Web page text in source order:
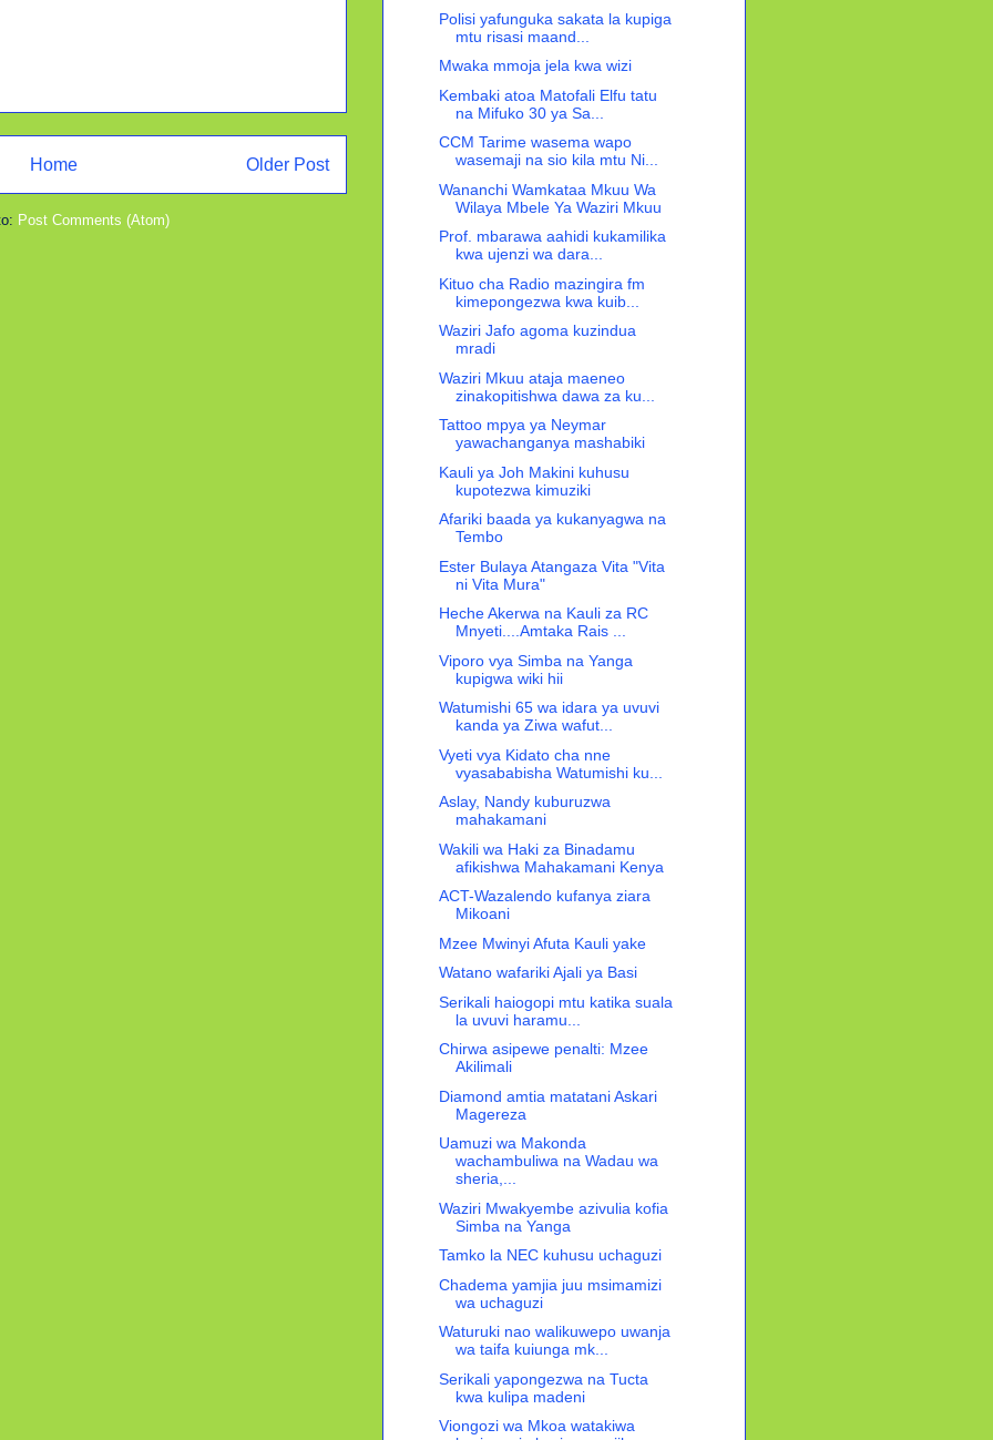
Older Post
Home
Post Comments (Atom)
Polisi yafunguka sakata la kupiga
mtu risasi maand...
Mwaka mmoja jela kwa wizi
Kembaki atoa Matofali Elfu tatu
na Mifuko 30 ya Sa...
CCM Tarime wasema wapo
wasemaji na sio kila mtu Ni...
Wananchi Wamkataa Mkuu Wa
Wilaya Mbele Ya Waziri Mkuu
Prof. mbarawa aahidi kukamilika
kwa ujenzi wa dara...
Kituo cha Radio mazingira fm
kimepongezwa kwa kuib...
Waziri Jafo agoma kuzindua
mradi
Waziri Mkuu ataja maeneo
zinakopitishwa dawa za ku...
Tattoo mpya ya Neymar
yawachanganya mashabiki
Kauli ya Joh Makini kuhusu
kupotezwa kimuziki
Afariki baada ya kukanyagwa na
Tembo
Ester Bulaya Atangaza Vita "Vita
ni Vita Mura"
Heche Akerwa na Kauli za RC
Mnyeti....Amtaka Rais ...
Viporo vya Simba na Yanga
kupigwa wiki hii
Watumishi 65 wa idara ya uvuvi
kanda ya Ziwa wafut...
Vyeti vya Kidato cha nne
vyasababisha Watumishi ku...
Aslay, Nandy kuburuzwa
mahakamani
Wakili wa Haki za Binadamu
afikishwa Mahakamani Kenya
ACT-Wazalendo kufanya ziara
Mikoani
Mzee Mwinyi Afuta Kauli yake
Watano wafariki Ajali ya Basi
Serikali haiogopi mtu katika suala
la uvuvi haramu...
Chirwa asipewe pen­alti: Mzee
Akilimali
Diamond amtia matatani Askari
Magereza
Uamuzi wa Makonda
wachambuliwa na Wadau wa
sheria,...
Waziri Mwakyembe azivulia kofia
Simba na Yanga
Tamko la NEC kuhusu uchaguzi
Chadema yamjia juu msimamizi
wa uchaguzi
Waturuki nao walikuwepo uwanja
wa taifa kuiunga mk...
Serikali yapongezwa na Tucta
kwa kulipa madeni
Viongozi wa Mkoa watakiwa